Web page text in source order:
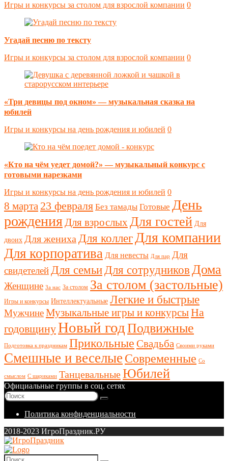
Игры и конкурсы за столом для взрослой компании 0
Угадай песню по тексту
Игры и конкурсы за столом для взрослой компании 0
«Три девицы под окном» — музыкальная сказка на
юбилей
Игры и конкурсы на день рождения и юбилей 0
«Кто на чём уедет домой?» — музыкальный конкурс с
готовыми нарезками
Игры и конкурсы на день рождения и юбилей 0
8 марта 23 февраля Без тамады Готовые День
рожденияДля взрослыхДля гостей Для
двоих Для жениха Для коллег Для компании
Для корпоратива Для невесты Для пар
Для
свидетелейДля семьиДля сотрудников Дома
Женщине За нас За столом За столом (застольные)
Игры и конкурсы Интеллектуальные Легкие и быстрые
МужчинеМузыкальные игры и конкурсыНа
годовщинуНовый годПодвижные
Подготовка к праздникам Прикольные Свадьба Своими руками
Смешные и веселые Современные Со
смыслом С шариками ТанцевальныеЮбилей
Официальные группы в соц. сетях
Политика конфиденциальности
2018-2023 ИгроПраздник.РУ